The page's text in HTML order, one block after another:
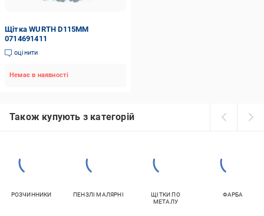
Щітка WURTH D115MM
0714691411
оцінити
Немає в наявності
Також купують з категорій
РОЗЧИННИКИ ПЕНЗЛІ МАЛЯРНІ
ЩІТКИ ПО
МЕТАЛУ
ФАРБА